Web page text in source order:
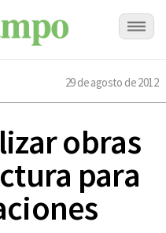
29 de agosto de 2012
obras
para